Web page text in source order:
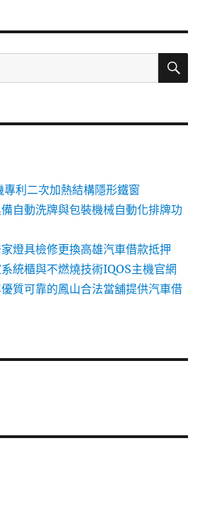
搜
利二次加熱結構隱形鐵窗
自動洗牌與包裝機械自動化排牌功
燈具檢修更換高雄汽車借款抵押
統櫃與不燃燒技術IQOS主機官網
質可靠的鳳山合法當舖提供汽車借